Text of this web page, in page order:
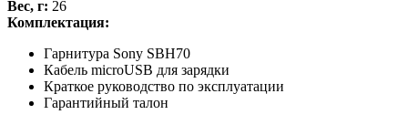
Вес, г: 26
Комплектация:
Гарнитура Sony SBH70
Кабель microUSB для зарядки
Краткое руководство по эксплуатации
Гарантийный талон